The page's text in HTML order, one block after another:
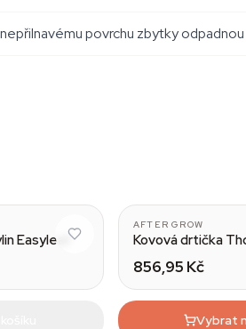
povrchu zbytky
Easyleaf
AFTER GROW
Kovová drtička
856,95 Kč
Vybrat